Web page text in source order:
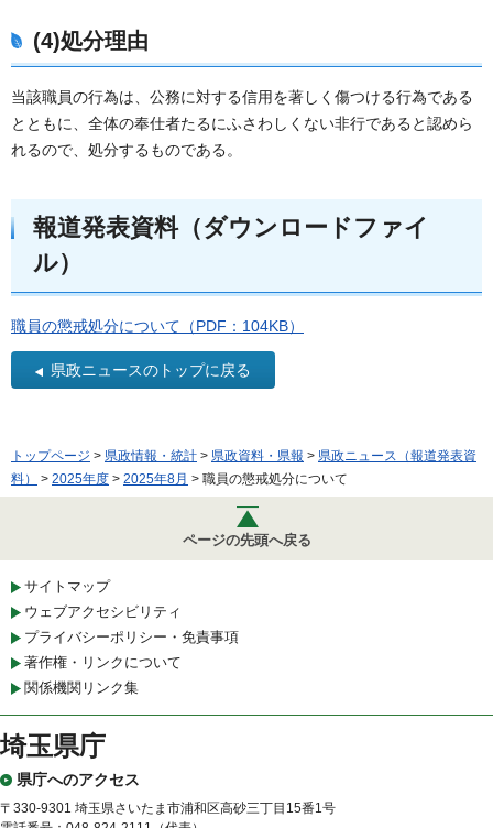
(4)処分理由
当該職員の行為は、公務に対する信用を著しく傷つける行為である
とともに、全体の奉仕者たるにふさわしくない非行であると認めら
れるので、処分するものである。
報道発表資料（ダウンロードファイ
ル）
職員の懲戒処分について（PDF：104KB）
県政ニュースのトップに戻る
トップページ > 県政情報・統計 > 県政資料・県報 > 県政ニュース（報道発表資
料）
> 2025年度 > 2025年8月 > 職員の懲戒処分について
ページの先頭へ戻る
サイトマップ
ウェブアクセシビリティ
プライバシーポリシー・免責事項
著作権・リンクについて
関係機関リンク集
埼玉県庁
県庁へのアクセス
〒330-9301 埼玉県さいたま市浦和区高砂三丁目15番1号